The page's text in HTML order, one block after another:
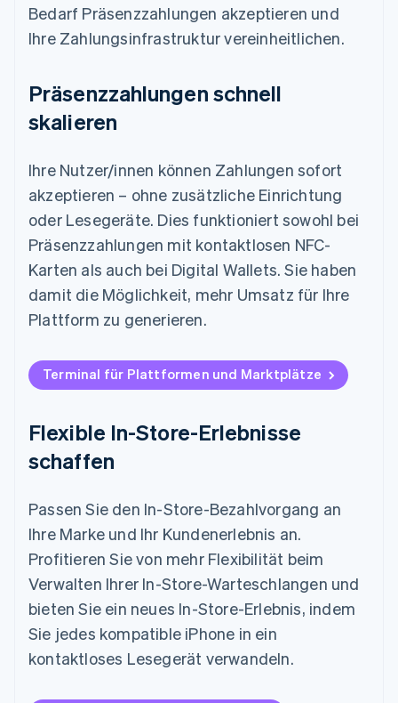
Bedarf Präsenzzahlungen akzeptieren und
Ihre Zahlungsinfrastruktur vereinheitlichen.
Präsenzzahlungen schnell
skalieren
Ihre Nutzer/innen können Zahlungen sofort
akzeptieren – ohne zusätzliche Einrichtung
oder Lesegeräte. Dies funktioniert sowohl bei
Präsenzzahlungen mit kontaktlosen NFC-
Karten als auch bei Digital Wallets. Sie haben
damit die Möglichkeit, mehr Umsatz für Ihre
Plattform zu generieren.
Terminal für Plattformen und Marktplätze
Flexible In-Store-Erlebnisse
schaffen
Passen Sie den In-Store-Bezahlvorgang an
Ihre Marke und Ihr Kundenerlebnis an.
Profitieren Sie von mehr Flexibilität beim
Verwalten Ihrer In-Store-Warteschlangen und
bieten Sie ein neues In-Store-Erlebnis, indem
Sie jedes kompatible iPhone in ein
kontaktloses Lesegerät verwandeln.